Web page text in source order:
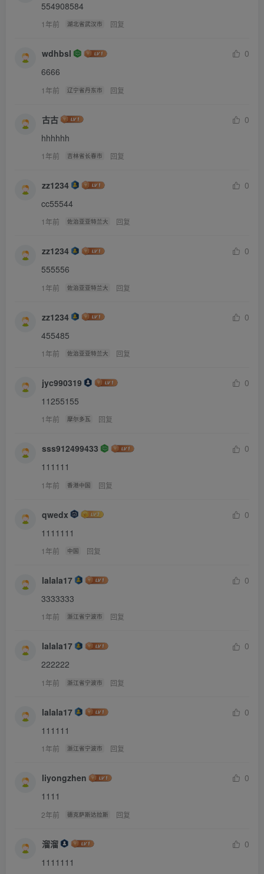
554908584
1年前 湖北省武汉市 回复
wdhbsl
0
6666
1年前 辽宁省丹东市 回复
古古
0
hhhhhh
1年前 吉林省长春市 回复
zz1234
0
cc55544
1年前 佐治亚亚特兰大 回复
zz1234
0
555556
1年前 佐治亚亚特兰大 回复
zz1234
0
455485
1年前 佐治亚亚特兰大 回复
jyc990319
0
11255155
1年前 摩尔多瓦 回复
sss912499433
0
111111
1年前 香港中国 回复
qwedx
0
1111111
1年前 中国 回复
lalala17
0
3333333
1年前 浙江省宁波市 回复
lalala17
0
222222
1年前 浙江省宁波市 回复
lalala17
0
111111
1年前 浙江省宁波市 回复
liyongzhen
0
1111
2年前 德克萨斯达拉斯 回复
溜溜
0
1111111